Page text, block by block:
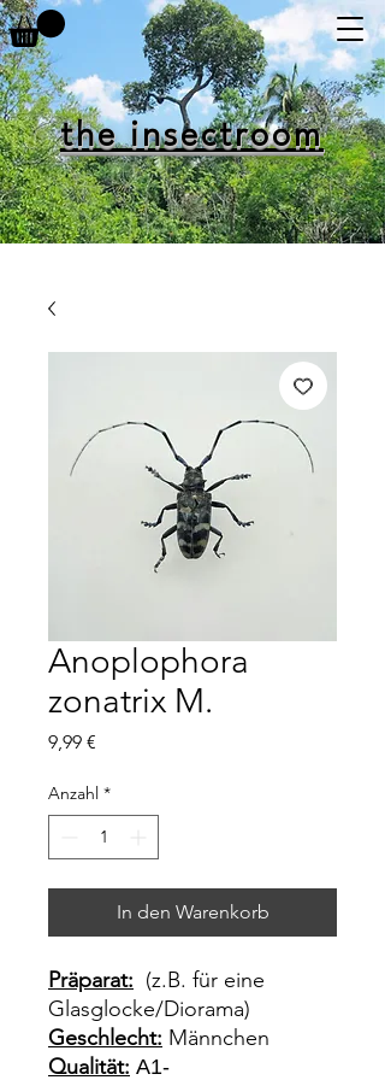
the insectroom
Anoplophora
zonatrix M.
9,99 €
Anzahl *
In den Warenkorb
Präparat: (z.B. für eine
Glasglocke/Diorama)
Geschlecht: Männchen
Qualität: A1-